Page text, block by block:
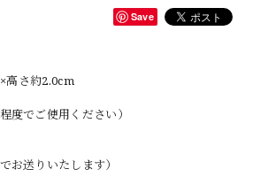
Save
高さ約2.0cm
でご使用ください）
お送りいたします）